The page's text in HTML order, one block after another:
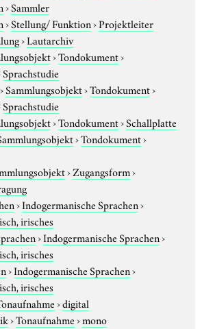
›Sammler
›Stellung/ Funktion›Projektleiter
›Lautarchiv
›Tondokument›
Sprachstudie
›Sammlungsobjekt›Tondokument›
Sprachstudie
›Tondokument›Schallplatte
›Tondokument›
›Zugangsform›
›Indogermanische Sprachen›
irisches
›Indogermanische Sprachen›
irisches
›Indogermanische Sprachen›
irisches
›digital
›Tonaufnahme›mono